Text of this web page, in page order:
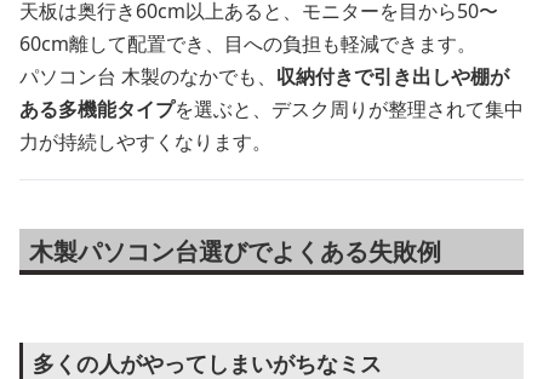
天板は奥行き60cm以上あると、モニターを目から50〜
60cm離して配置でき、目への負担も軽減できます。
パソコン台 木製のなかでも、 収納付きで引き出しや棚が
ある多機能タイプを選ぶと、デスク周りが整理されて集中
力が持続しやすくなります。
木製パソコン台選びでよくある失敗例
多くの人がやってしまいがちなミス